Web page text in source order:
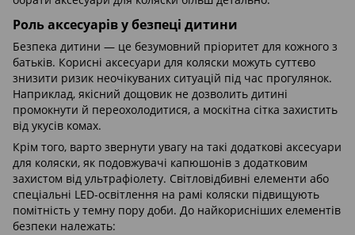
Роль аксесуарів у безпеці дитини
Безпека дитини — це безумовний пріоритет для кожного з
батьків. Корисні аксесуари для коляски можуть суттєво
знизити ризик неочікуваних ситуацій під час прогулянок.
Наприклад, якісний дощовик не дозволить дитині
промокнути й переохолодитися, а москітна сітка захистить
від укусів комах.
Крім того, варто звернути увагу на такі додаткові аксесуари
для коляски, як подовжувачі капюшонів з додатковим
захистом від ультрафіолету. Світловідбивні елементи або
спеціальні LED-освітлення на рамі коляски підвищують
помітність у темну пору доби. До найкорисніших елементів
безпеки належать: